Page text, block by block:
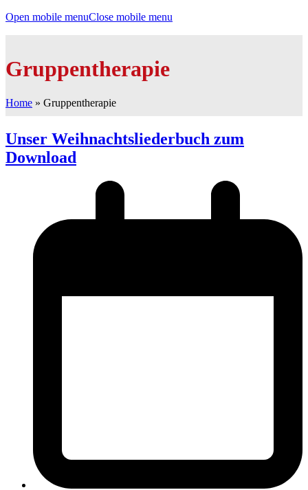
Open mobile menuClose mobile menu
Gruppentherapie
Home » Gruppentherapie
Unser Weihnachtsliederbuch zum
Download